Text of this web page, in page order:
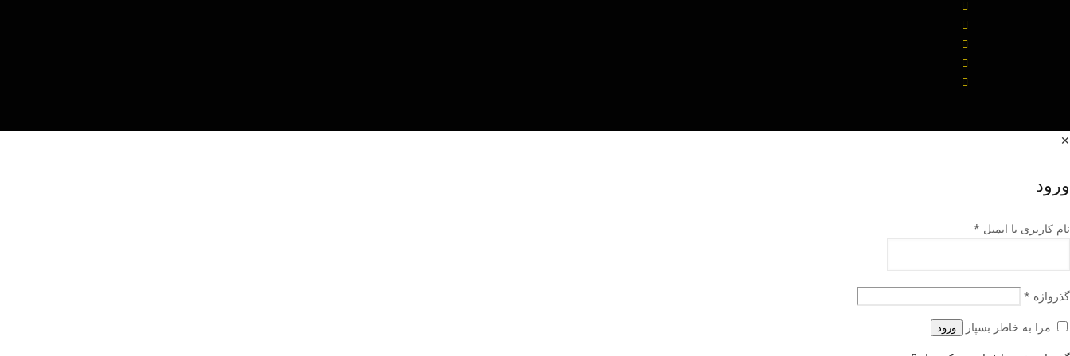
✕
ورود
نام کاربری یا ایمیل *
گذرواژه *
مرا به خاطر بسپار ورود